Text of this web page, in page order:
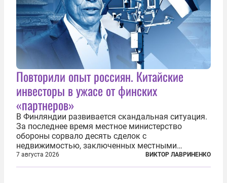
Повторили опыт россиян. Китайские
инвесторы в ужасе от финских
«партнеров»
В Финляндии развивается скандальная ситуация.
За последнее время местное министерство
обороны сорвало десять сделок с
недвижимостью, заключенных местными
фирмами с китайским капиталом. Чиновники
заявили, что они могли заключаться с целью
7 августа 2026 ВИКТОР ЛАВРИНЕНКО